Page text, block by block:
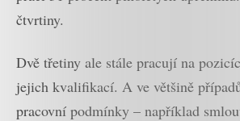
čtvrtiny.
Dvě třetiny ale stále pracují na
jejich kvalifikací. A ve většině
pracovní podmínky – například